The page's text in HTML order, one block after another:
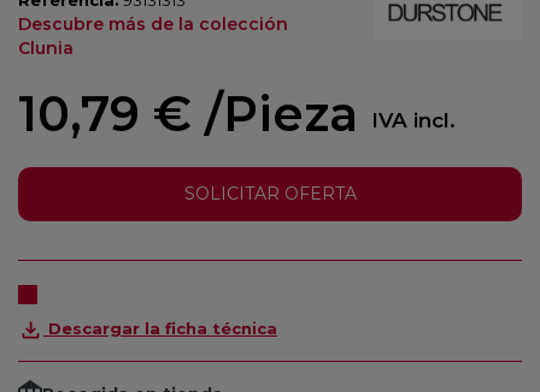
Descubre más de la colección
Clunia
10,79 € /Pieza IVA incl.
SOLICITAR OFERTA
Descargar la ficha técnica